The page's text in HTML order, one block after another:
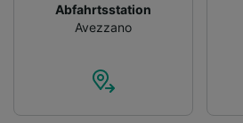
Abfahrtsstation
Avezzano